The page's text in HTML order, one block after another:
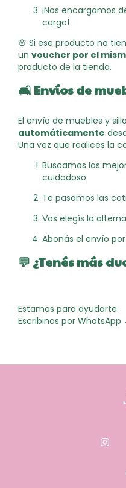
¡Nos encargamos
cargo!
🌸 Si ese producto no
un voucher por el
producto de la tienda.
🛋️Envíos de
El envío de muebles y
automáticamente
Una vez que realices la
Buscamos las
cuidadoso
Te pasamos las
Vos elegís la
Abonás el envío por
💬 ¿Tenés más
Estamos para ayudarte.
Escribinos por WhatsApp